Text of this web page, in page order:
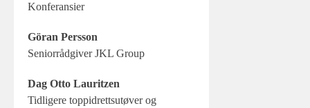
Konferansier
Göran Persson
Seniorrådgiver JKL Group
Dag Otto Lauritzen
Tidligere toppidrettsutøver og